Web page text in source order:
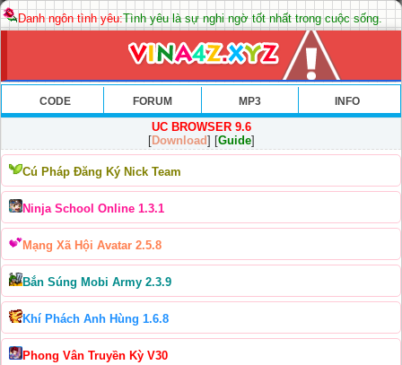
Danh ngôn tình yêu:Tình yêu là sự nghi ngờ tốt nhất trong cuộc sống.
CODE FORUM MP3 INFO
UC BROWSER 9.6
[Download] [Guide]
Cú Pháp Đăng Ký Nick Team
Ninja School Online 1.3.1
Mạng Xã Hội Avatar 2.5.8
Bắn Súng Mobi Army 2.3.9
Khí Phách Anh Hùng 1.6.8
Phong Vân Truyền Kỳ V30